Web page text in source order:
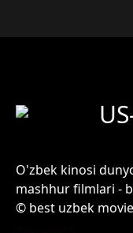
O'zbek kinosi
mashhur filmlari -
© best uzbek